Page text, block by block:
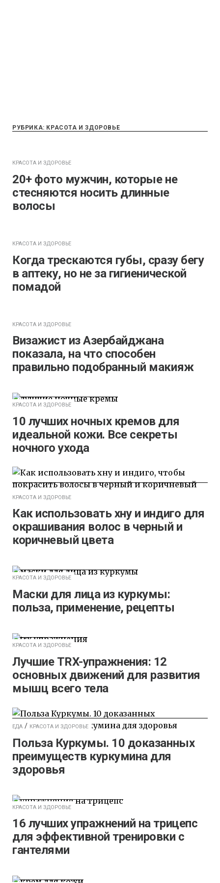
РУБРИКА: КРАСОТА И ЗДОРОВЬЕ
КРАСОТА И ЗДОРОВЬЕ
20+ фото мужчин, которые не
стесняются носить длинные
волосы
КРАСОТА И ЗДОРОВЬЕ
Когда трескаются губы, сразу бегу
в аптеку, но не за гигиенической
помадой
КРАСОТА И ЗДОРОВЬЕ
Визажист из Азербайджана
показала, на что способен
правильно подобранный макияж
КРАСОТА И ЗДОРОВЬЕ
10 лучших ночных кремов для
идеальной кожи. Все секреты
ночного ухода
КРАСОТА И ЗДОРОВЬЕ
Как использовать хну и индиго для
окрашивания волос в черный и
коричневый цвета
КРАСОТА И ЗДОРОВЬЕ
Маски для лица из куркумы:
польза, применение, рецепты
КРАСОТА И ЗДОРОВЬЕ
Лучшие TRX-упражнения: 12
основных движений для развития
мышц всего тела
ЕДА / КРАСОТА И ЗДОРОВЬЕ
Польза Куркумы. 10 доказанных
преимуществ куркумина для
здоровья
КРАСОТА И ЗДОРОВЬЕ
16 лучших упражнений на трицепс
для эффективной тренировки с
гантелями